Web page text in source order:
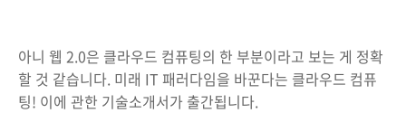
아니 웹 2.0은 클라우드 컴퓨팅의 한 부분이라고 보는 게 정확
할 것 같습니다. 미래 IT 패러다임을 바꾼다는 클라우드 컴퓨
팅! 이에 관한 기술소개서가 출간됩니다.